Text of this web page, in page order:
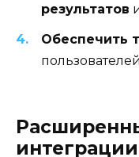
результатов
Обеспечить
интеграции